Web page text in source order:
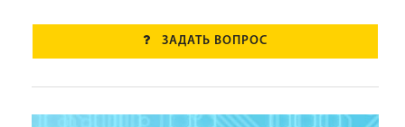
ЗАДАТЬ ВОПРОС